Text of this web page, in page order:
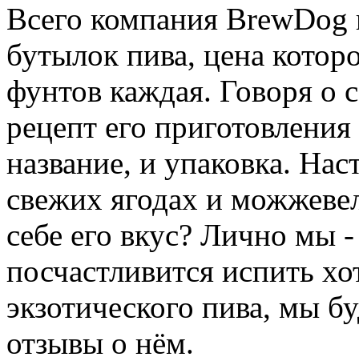
Всего компания BrewDog
бутылок пива, цена
фунтов каждая. Говоря о
рецепт его
название, и упаковка.
свежих ягодах и
себе его вкус? Лично мы
посчастливится испить
экзотического пива, мы
отзывы о нём.